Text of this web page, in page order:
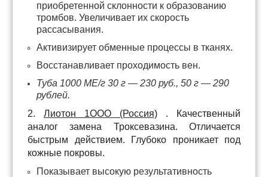
приобретенной склонности к образованию
тромбов. Увеличивает их скорость
рассасывания.
Активизирует обменные процессы в тканях.
Восстанавливает проходимость вен.
Туба 1000 ME/г 30 г — 230 руб., 50 г — 290
рублей.
2. Лиотон 1OOO (Россия) . Качественный
аналог замена Троксевазина. Отличается
быстрым действием. Глубоко проникает под
кожные покровы.
Показывает высокую результативность